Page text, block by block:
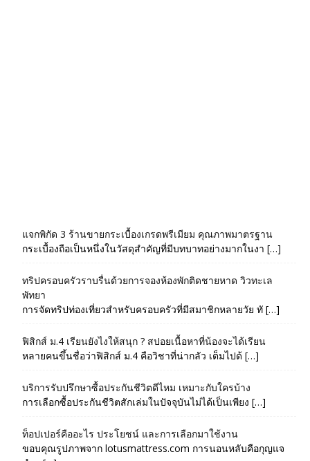
แจกพิกัด 3 ร้านขายกระเบื้องเกรดพรีเมียม คุณภาพมาตรฐาน
กระเบื้องถือเป็นหนึ่งในวัสดุสำคัญที่มีบทบาทอย่างมากในงา […]
ทริปครอบครัวราบรื่นด้วยการจองห้องพักติดชายหาด วิวทะเล
พัทยา
การจัดทริปท่องเที่ยวสำหรับครอบครัวที่มีสมาชิกหลายวัย ทั […]
ฟิสิกส์ ม.4 เรียนยังไงให้สนุก ? สปอยเนื้อหาที่น้องจะได้เรียน
หลายคนขึ้นชื่อว่าฟิสิกส์ ม.4 คือวิชาที่น่ากลัว เต็มไปด้ […]
บริการรับปรึกษาซื้อประกันชีวิตดีไหม เหมาะกับใครบ้าง
การเลือกซื้อประกันชีวิตสักเล่มในปัจจุบันไม่ได้เป็นเพียง […]
ท็อปเปอร์คืออะไร ประโยชน์ และการเลือกมาใช้งาน
ขอบคุณรูปภาพจาก lotusmattress.com การนอนหลับคือกุญแจ